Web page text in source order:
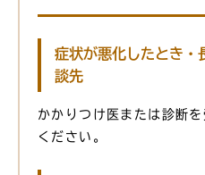
症状が悪化したとき・
談先
かかりつけ医または診断
ください。